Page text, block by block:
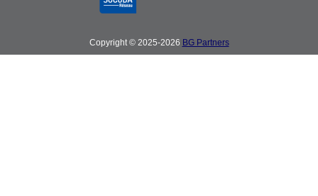
Copyright © 2025-2026 BG Partners